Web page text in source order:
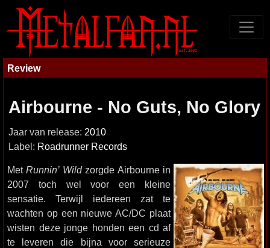
Review
Airbourne - No Guts, No Glory
Jaar van release: 2010
Label: Roadrunner Records
MetRunnin’ Wildzorgde Airbourne in
2007 toch wel voor een kleine
sensatie. Terwijl iedereen zat te
wachten op een nieuwe AC/DC plaat
wisten deze jonge honden een cd af
te leveren die bijna voor serieuze